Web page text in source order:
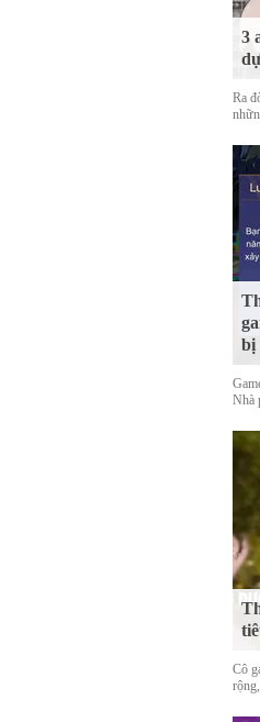
3
Ra
bị
Nhà
Cô